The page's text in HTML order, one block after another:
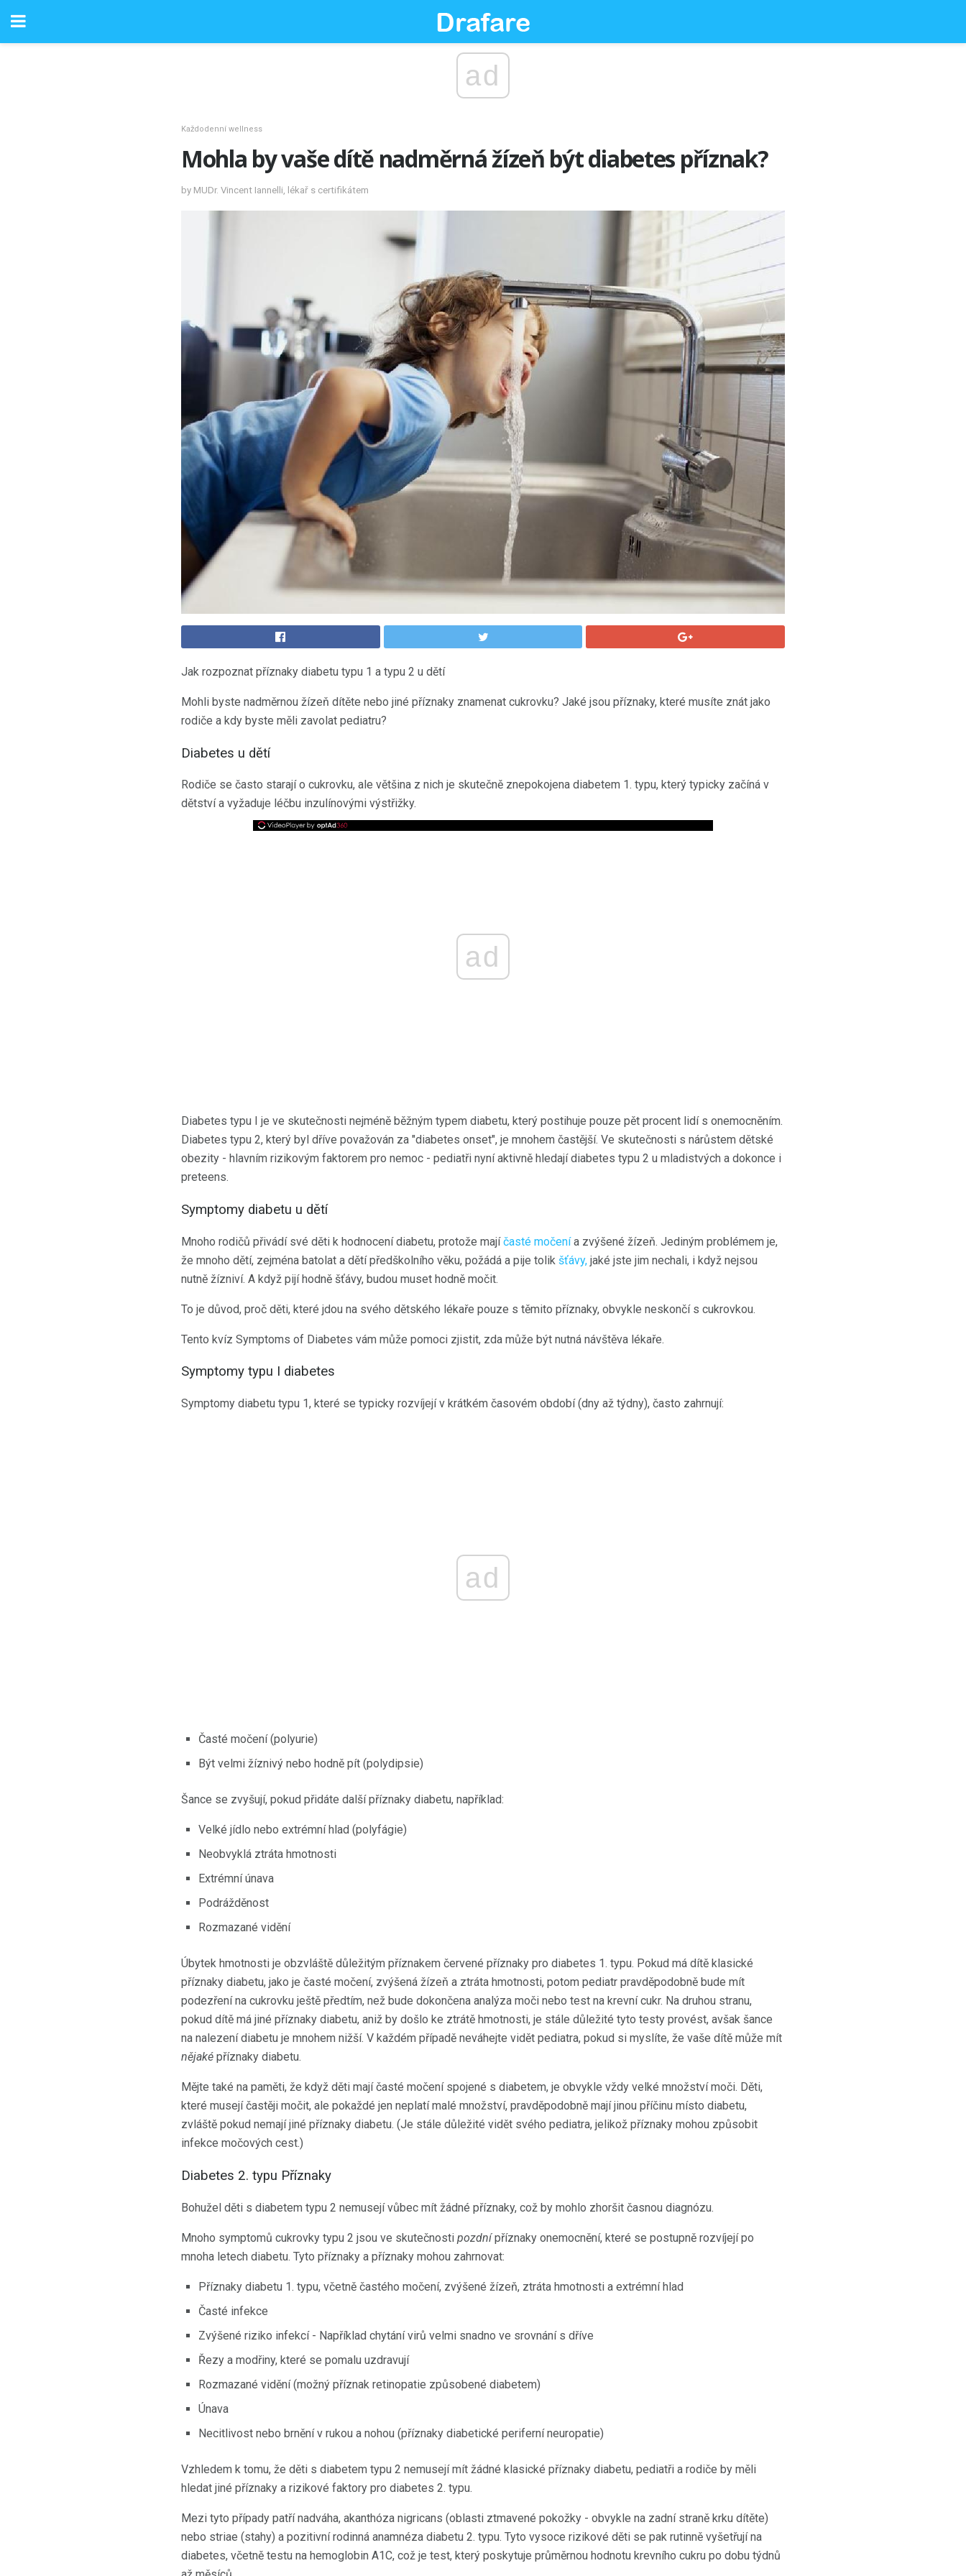
ad
Každodenní wellness
Mohla by vaše dítě nadměrná žízeň být diabetes příznak?
by MUDr. Vincent Iannelli, lékař s certifikátem
Jak rozpoznat příznaky diabetu typu 1 a typu 2 u dětí
Mohli byste nadměrnou žízeň dítěte nebo jiné příznaky znamenat cukrovku? Jaké jsou příznaky, které musíte znát jako
rodiče a kdy byste měli zavolat pediatru?
Diabetes u dětí
Rodiče se často starají o cukrovku, ale většina z nich je skutečně znepokojena diabetem 1. typu, který typicky začíná v
dětství a vyžaduje léčbu inzulínovými výstřižky.
ad
Diabetes typu I je ve skutečnosti nejméně běžným typem diabetu, který postihuje pouze pět procent lidí s onemocněním.
Diabetes typu 2, který byl dříve považován za "diabetes onset", je mnohem častější. Ve skutečnosti s nárůstem dětské
obezity - hlavním rizikovým faktorem pro nemoc - pediatři nyní aktivně hledají diabetes typu 2 u mladistvých a dokonce i
preteens.
Symptomy diabetu u dětí
Mnoho rodičů přivádí své děti k hodnocení diabetu, protože majíčasté močenía zvýšené žízeň. Jediným problémem je,
že mnoho dětí, zejména batolat a dětí předškolního věku, požádá a pije tolik šťávy, jaké jste jim nechali, i když nejsou
nutně žízniví. A když pijí hodně šťávy, budou muset hodně močit.
To je důvod, proč děti, které jdou na svého dětského lékaře pouze s těmito příznaky, obvykle neskončí s cukrovkou.
Tento kvíz Symptoms of Diabetes vám může pomoci zjistit, zda může být nutná návštěva lékaře.
Symptomy typu I diabetes
Symptomy diabetu typu 1, které se typicky rozvíjejí v krátkém časovém období (dny až týdny), často zahrnují:
ad
Časté močení (polyurie)
Být velmi žíznivý nebo hodně pít (polydipsie)
Šance se zvyšují, pokud přidáte další příznaky diabetu, například:
Velké jídlo nebo extrémní hlad (polyfágie)
Neobvyklá ztráta hmotnosti
Extrémní únava
Podrážděnost
Rozmazané vidění
Úbytek hmotnosti je obzvláště důležitým příznakem červené příznaky pro diabetes 1. typu. Pokud má dítě klasické
příznaky diabetu, jako je časté močení, zvýšená žízeň a ztráta hmotnosti, potom pediatr pravděpodobně bude mít
podezření na cukrovku ještě předtím, než bude dokončena analýza moči nebo test na krevní cukr. Na druhou stranu,
pokud dítě má jiné příznaky diabetu, aniž by došlo ke ztrátě hmotnosti, je stále důležité tyto testy provést, avšak šance
na nalezení diabetu je mnohem nižší. V každém případě neváhejte vidět pediatra, pokud si myslíte, že vaše dítě může mít
nějaké příznaky diabetu.
Mějte také na paměti, že když děti mají časté močení spojené s diabetem, je obvykle vždy velké množství moči. Děti,
které musejí častěji močit, ale pokaždé jen neplatí malé množství, pravděpodobně mají jinou příčinu místo diabetu,
zvláště pokud nemají jiné příznaky diabetu. (Je stále důležité vidět svého pediatra, jelikož příznaky mohou způsobit
infekce močových cest.)
Diabetes 2. typu Příznaky
Bohužel děti s diabetem typu 2 nemusejí vůbec mít žádné příznaky, což by mohlo zhoršit časnou diagnózu.
Mnoho symptomů cukrovky typu 2 jsou ve skutečnosti pozdnípříznaky onemocnění, které se postupně rozvíjejí po
mnoha letech diabetu. Tyto příznaky a příznaky mohou zahrnovat:
Příznaky diabetu 1. typu, včetně častého močení, zvýšené žízeň, ztráta hmotnosti a extrémní hlad
Časté infekce
Zvýšené riziko infekcí - Například chytání virů velmi snadno ve srovnání s dříve
Řezy a modřiny, které se pomalu uzdravují
Rozmazané vidění (možný příznak retinopatie způsobené diabetem)
Únava
Necitlivost nebo brnění v rukou a nohou (příznaky diabetické periferní neuropatie)
Vzhledem k tomu, že děti s diabetem typu 2 nemusejí mít žádné klasické příznaky diabetu, pediatři a rodiče by měli
hledat jiné příznaky a rizikové faktory pro diabetes 2. typu.
Mezi tyto případy patří nadváha, akanthóza nigricans (oblasti ztmavené pokožky - obvykle na zadní straně krku dítěte)
nebo striae (stahy) a pozitivní rodinná anamnéza diabetu 2. typu. Tyto vysoce rizikové děti se pak rutinně vyšetřují na
diabetes, včetně testu na hemoglobin A1C, což je test, který poskytuje průměrnou hodnotu krevního cukru po dobu týdnů